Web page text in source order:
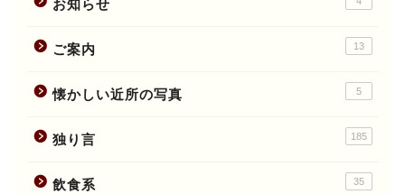
お知らせ
ご案内 13
懐かしい近所の写真 5
独り言 185
飲食系 35